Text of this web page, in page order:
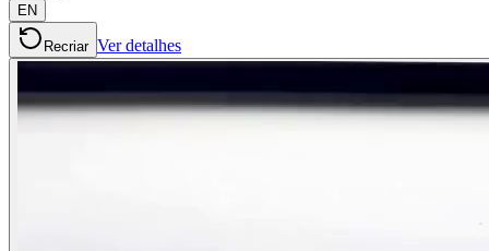
EN
Recriar Ver detalhes